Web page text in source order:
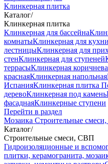
Клинкерная плитка
Каталог/
Клинкерная плитка
Клинкерная для бассейна
комнатыКлинкерная для кухни
лестницыКлинкерная для
стенКлинкерная для ступеней
террасыКлинкерная
краснаяКлинкерная напольная
ИспанияКлинкерная плитка
деревоКлинкерная под камень
фасаднаяКлинкерные ступени
Перейти в раздел
Мозаика Строительные
Каталог/
Строительные смеси, СВП
Гидроизоляционные и
плитки, керамогранита,